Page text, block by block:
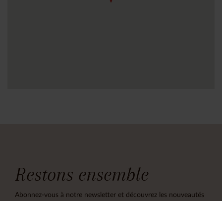
Restons ensemble
Abonnez-vous à notre newsletter et découvrez les nouveautés